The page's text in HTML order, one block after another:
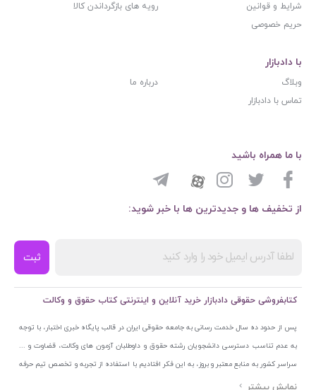
شرایط و قوانین
رویه های بازگرداندن کالا
حریم خصوصی
با دادبازار
وبلاگ
درباره ما
تماس با دادبازار
از تخفیف ها و جدیدترین ها با خبر شوید:
ثبت
با ما همراه باشید
کتابفروشی حقوقی دادبازار خرید آنلاین و اینترنتی کتاب حقوق و وکالت
پس از حدود ده سال خدمت رسانی به جامعه حقوقی ایران در قالب پایگاه خبری اختبار، با توجه
به عدم تناسب دسترسی دانشجویان رشته حقوق و داوطلبان آزمون های وکالت، قضاوت و ...
سراسر کشور به منابع معتبر و بروز، به این فکر افتادیم با استفاده از تجربه و تخصص تیم حرفه
ای اختبار خدمتی جدید به جامعه حقوقی ایران ارائه کنیم. به این منظور با راه اندازی و تجهیز